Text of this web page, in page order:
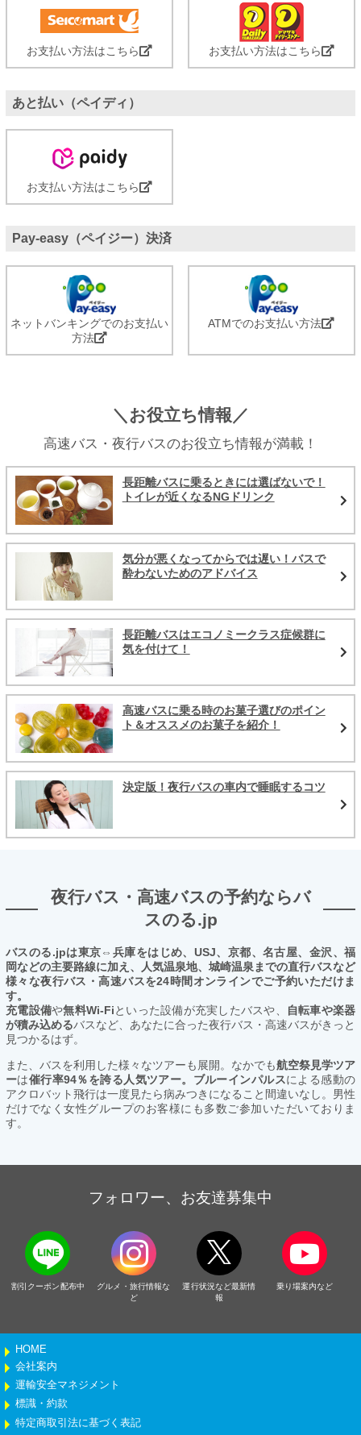
お支払い方法はこちら お支払い方法はこちら
あと払い（ペイディ）
お支払い方法はこちら
Pay-easy（ペイジー）決済
ネットバンキングでのお支払い
方法
ATMでのお支払い方法
＼お役立ち情報／
高速バス・夜行バスのお役立ち情報が満載！
長距離バスに乗るときには選ばないで！
トイレが近くなるNGドリンク
気分が悪くなってからでは遅い！バスで
酔わないためのアドバイス
長距離バスはエコノミークラス症候群に
気を付けて！
高速バスに乗る時のお菓子選びのポイン
ト＆オススメのお菓子を紹介！
決定版！夜行バスの車内で睡眠するコツ
夜行バス・高速バスの予約ならバ
スのる.jp
バスのる.jpは東京⇔兵庫をはじめ、USJ、京都、名古屋、金沢、福
岡などの主要路線に加え、人気温泉地、城崎温泉までの直行バスなど
様々な夜行バス・高速バスを24時間オンラインでご予約いただけま
す。
充電設備や無料Wi-Fiといった設備が充実したバスや、
自転車や楽器
が積み込めるバスなど、あなたに合った夜行バス・高速バスがきっと
見つかるはず。
また、バスを利用した様々なツアーも展開。なかでも航空祭見学ツア
ーは催行率94％を誇る人気ツアー。ブルーインパルスによる感動の
アクロバット飛行は一度見たら病みつきになること間違いなし。男性
だけでなく女性グループのお客様にも多数ご参加いただいておりま
す。
フォロワー、お友達募集中
割引クーポン配布中
グルメ・旅行情報な
ど
運行状況など最新情
報
乗り場案内など
HOME
会社案内
運輸安全マネジメント
標識・約款
特定商取引法に基づく表記